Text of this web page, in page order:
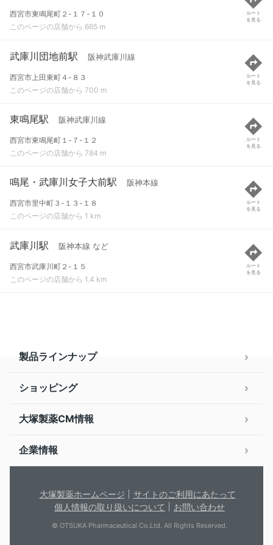
西宮市東鳴尾町２-１７-１０
このページの店舗から 665 m
ルート
を見る
武庫川団地前駅 阪神武庫川線
西宮市上田東町４-８３
このページの店舗から 700 m
ルート
を見る
東鳴尾駅 阪神武庫川線
西宮市東鳴尾町１-７-１２
このページの店舗から 784 m
ルート
を見る
鳴尾・武庫川女子大前駅 阪神本線
西宮市里中町３-１３-１８
このページの店舗から 1 km
ルート
を見る
武庫川駅 阪神本線 など
西宮市武庫川町２-１５
このページの店舗から 1.4 km
ルート
を見る
製品ラインナップ
ショッピング
大塚製薬CM情報
企業情報
大塚製薬ホームページ
サイトのご利用にあたって
個人情報の取り扱いについて
お問い合わせ
© OTSUKA Pharmaceutical Co.Ltd. All Rights Reserved.